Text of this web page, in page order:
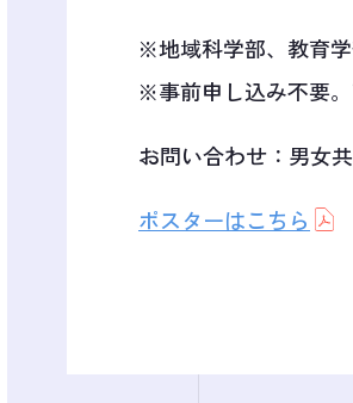
※地域科学部、教育
※事前申し込み不要。
お問い合わせ：男女
ポスターはこちら